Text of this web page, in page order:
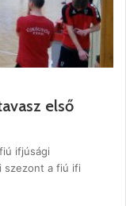
első
ifjúsági
szezont a fiú ifi